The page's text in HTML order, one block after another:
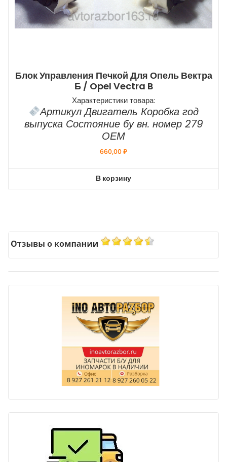
Блок Управления Печкой Для Опель Вектра
Б / Opel Vectra B
Характеристики товара:
Артикул Двигатель Коробка год
выпуска Состояние бу вн. номер 279
ОЕМ
660,00₽
В корзину